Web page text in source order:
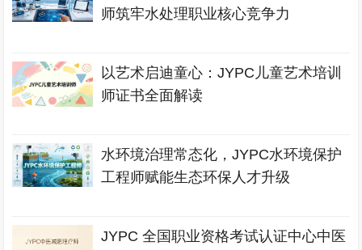
师筑牢水处理职业核心竞争力
以艺术启迪童心：JYPC儿童艺术培训
师证书全面解读
水环境治理常态化，JYPC水环境保护
工程师赋能生态环保人才升级
JYPC 全国职业资格考试认证中心中医